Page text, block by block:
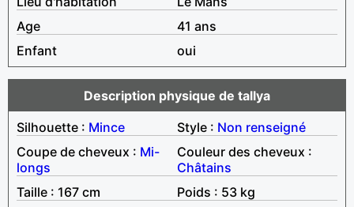
Age
41 ans
Enfant
oui
Description physique de tallya
Silhouette : Mince Style : Non renseigné
Coupe de cheveux : Mi-
longs
Couleur des cheveux :
Châtains
Taille : 167 cm
Poids : 53 kg